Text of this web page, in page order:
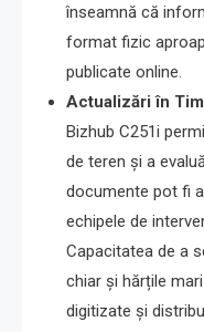
înseamnă că
format fizic
publicate online.
Actualizări în
Bizhub C251i
de teren și a
documente pot fi
echipele de
Capacitatea de a
chiar și hărțile
digitizate și